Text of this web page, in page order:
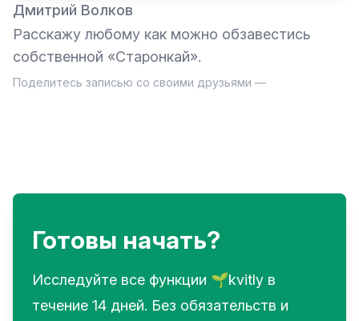
Дмитрий Волков
Расскажу любому как можно обзавестись
собственной «Старонкай».
Поделитесь записью со своими друзьями —
Готовы начать?
Исследуйте все функции 🌱kvitly в
течение 14 дней. Без обязательств и